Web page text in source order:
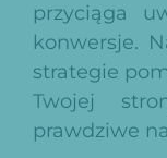
przyciąga
konwersje.
strategie
Twojej
prawdziwe